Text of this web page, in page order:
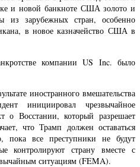
и новой банкноте США золото и
зарубежных стран, особенно
в новое казначейство США в
компании US Inc. было
иностранного вмешательства
инициировал чрезвычайное
Восстании, который разрешает
что Трамп должен оставаться
все преступники не будут
контролируют страну вместе с
ситуациям (FEMA).